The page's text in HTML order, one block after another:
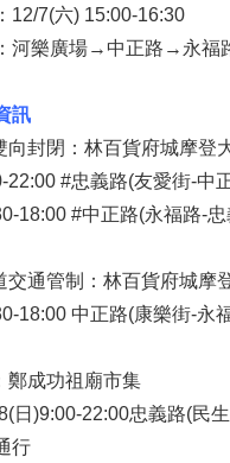
12/7(六) 15:00-16:30
河樂廣場→中正路→永福
訊
向封閉：林百貨府城摩登
22:00 #忠義路(友愛街-中
18:00 #中正路(永福路-
交通管制：林百貨府城摩
18:00 中正路(康樂街-永
鄭成功祖廟市集
日)9:00-22:00忠義路(民
行